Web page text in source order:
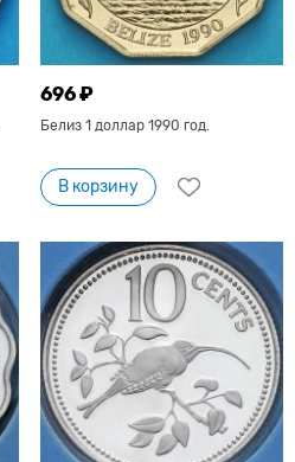
696 ₽
Белиз 1 доллар 1990 год.
В корзину